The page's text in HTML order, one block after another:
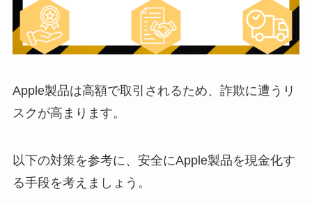
Apple製品は高額で取引されるため、詐欺に遭うリ
スクが高まります。
以下の対策を参考に、安全にApple製品を現金化す
る手段を考えましょう。